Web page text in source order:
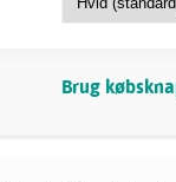
Brug